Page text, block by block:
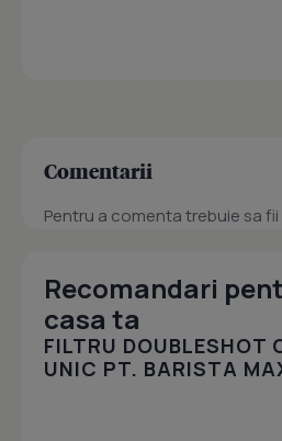
Comentarii
Pentru a comenta trebuie sa
Recomandari
casa ta
FILTRU DOUBLESHOT
UNIC PT. BARISTA